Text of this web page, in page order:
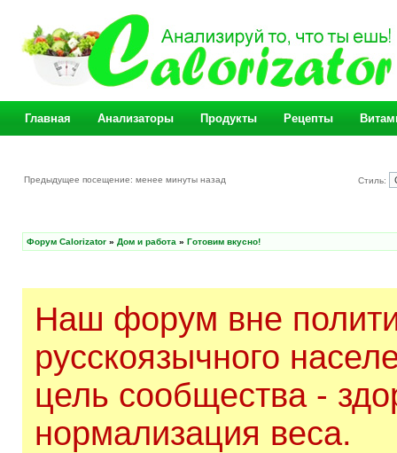
Главная Анализаторы Продукты Рецепты
Предыдущее посещение: менее минуты назад Стиль:
Форум Calorizator » Дом и работа » Готовим вкусно!
Наш форум вне
русскоязычного
цель сообщества -
нормализация веса.